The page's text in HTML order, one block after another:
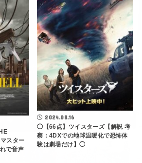
スター
で音声
2024.08.16
◯【66点】ツイスターズ【解説 考
察：4DXでの地球温暖化で恐怖体
験は劇場だけ】◯